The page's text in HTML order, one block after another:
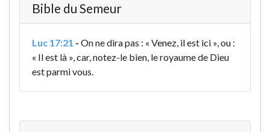
Bible du Semeur
Luc 17:21 - On ne dira pas : « Venez, il est ici », ou :
« Il est là », car, notez-le bien, le royaume de Dieu
est parmi vous.